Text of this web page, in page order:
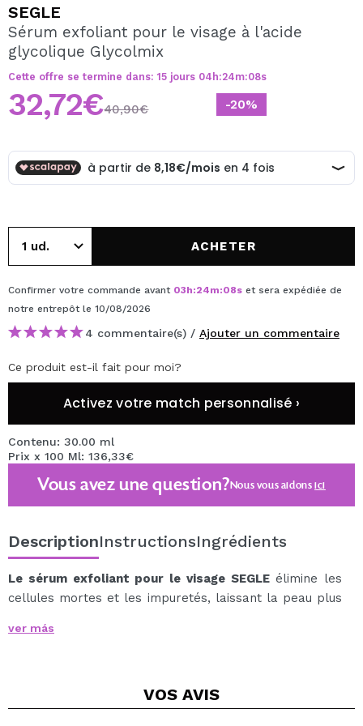
En créant un compte sur Maquibeauty.fr vous pourrez
effectuer vos achats rapidement, vérifier l'état de vos
SEGLE
Sérum exfoliant pour le visage à l'acide
glycolique Glycolmix
Cette offre se termine dans: 15 jours 04 h:24m:08s
-20%
32,72€40,90€
ACHETER
Confirmer votre commande avant 03h:24m:08s et sera expédiée de
notre entrepôt le 10/08/2026
4 commentaire(s) / Ajouter un commentaire
Ce produit est-il fait pour moi?
Activez votre match personnalisé ›
Contenu: 30.00 ml
Prix x 100 Ml: 136,33€
Vous avez une question?Nous vous aidonsici
DescriptionInstructionsIngrédients
Le sérum exfoliant pour le visage SEGLEélimine les
cellules mortes et les impuretés, laissant la peau plus
Il laisse la peau très lumineuse, améliore la texture et
ver más
VOS AVIS